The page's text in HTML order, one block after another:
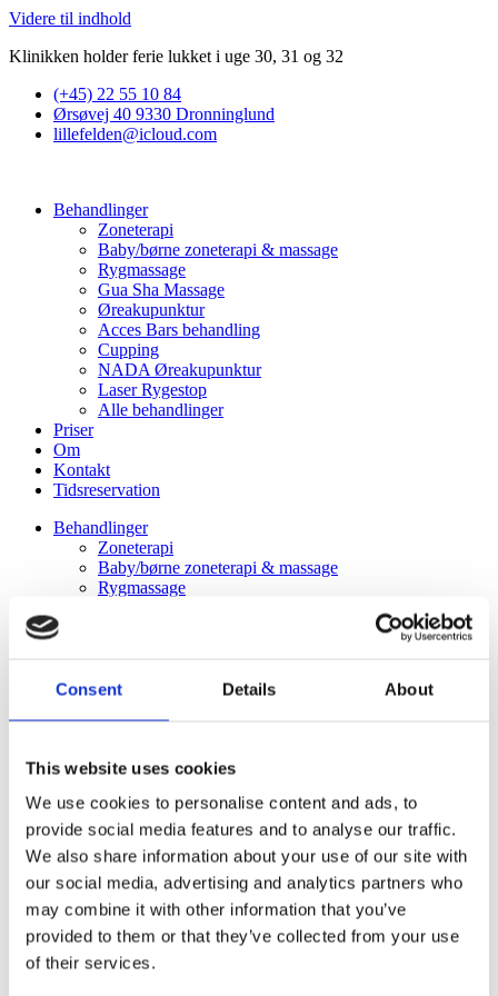
Consent Details About
This website uses cookies
We use cookies to personalise content and ads, to
provide social media features and to analyse our traffic.
We also share information about your use of our site with
our social media, advertising and analytics partners who
may combine it with other information that you’ve
provided to them or that they’ve collected from your use
of their services.
Videre til indhold
Klinikken holder ferie lukket i uge 30, 31 og 32
(+45) 22 55 10 84
Ørsøvej 40 9330 Dronninglund
lillefelden@icloud.com
Behandlinger
Zoneterapi
Baby/børne zoneterapi & massage
Rygmassage
Gua Sha Massage
Øreakupunktur
Acces Bars behandling
Cupping
NADA Øreakupunktur
Laser Rygestop
Alle behandlinger
Priser
Om
Kontakt
Tidsreservation
Behandlinger
Zoneterapi
Baby/børne zoneterapi & massage
Rygmassage
NADA Øreakupunktur
Alle behandlinger
Om
Tidsreservation
Cupping
Behandlinger
Moderne lindring med dybe rødder